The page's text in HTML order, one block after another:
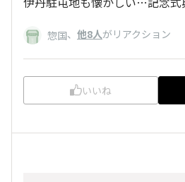
惣国、 他8人がリアクション
いいね